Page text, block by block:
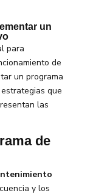
un
para
de
un programa
que
las
de
y los